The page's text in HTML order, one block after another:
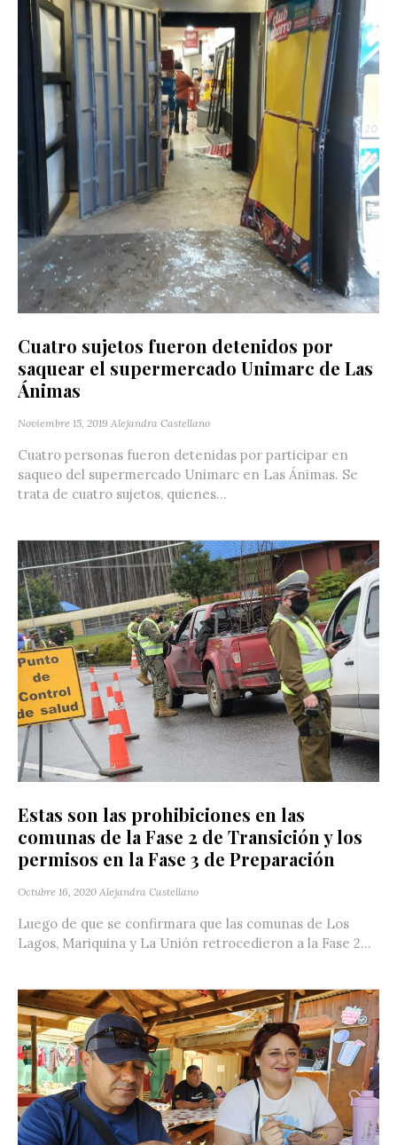
Cuatro sujetos fueron detenidos por
saquear el supermercado Unimarc de Las
Ánimas
Noviembre 15, 2019 Alejandra Castellano
Cuatro personas fueron detenidas por participar en
saqueo del supermercado Unimarc en Las Ánimas. Se
trata de cuatro sujetos, quienes...
Estas son las prohibiciones en las
comunas de la Fase 2 de Transición y los
permisos en la Fase 3 de Preparación
Octubre 16, 2020 Alejandra Castellano
Luego de que se confirmara que las comunas de Los
Lagos, Mariquina y La Unión retrocedieron a la Fase 2...